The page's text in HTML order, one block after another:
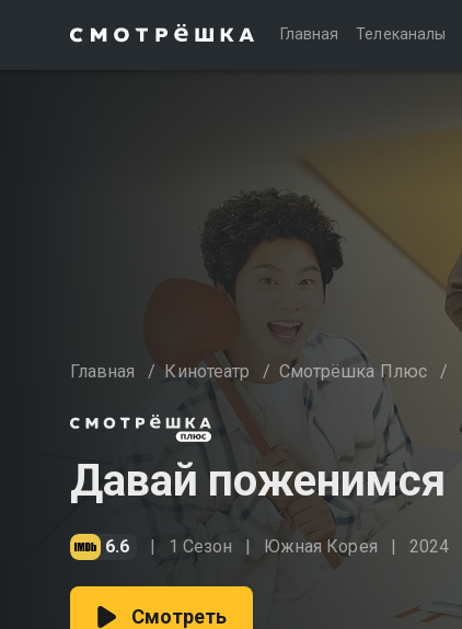
Главная Телеканалы
Главная / Кинотеатр / Смотрёшка Плюс /
Давай поженимся
6.6 1 Сезон Южная Корея 2024
Смотреть